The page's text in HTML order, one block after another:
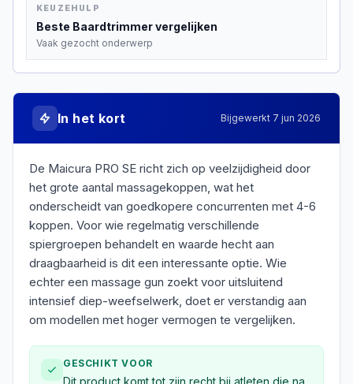
KEUZEHULP
Beste Baardtrimmervergelijken
Vaak gezocht onderwerp
In het kort Bijgewerkt 7 jun 2026
De Maicura PRO SE richt zich op veelzijdigheid door
het grote aantal massagekoppen, wat het
onderscheidt van goedkopere concurrenten met 4-6
koppen. Voor wie regelmatig verschillende
spiergroepen behandelt en waarde hecht aan
draagbaarheid is dit een interessante optie. Wie
echter een massage gun zoekt voor uitsluitend
intensief diep-weefselwerk, doet er verstandig aan
om modellen met hoger vermogen te vergelijken.
GESCHIKT VOOR
Dit product komt tot zijn recht bij atleten die na